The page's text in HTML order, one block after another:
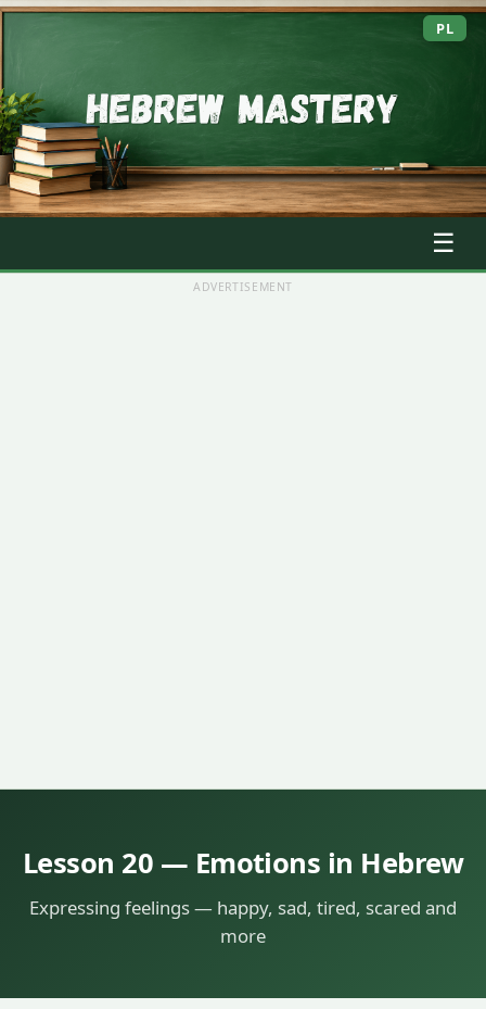
PL
☰
ADVERTISEMENT
Lesson 20 — Emotions in Hebrew
Expressing feelings — happy, sad, tired, scared and
more